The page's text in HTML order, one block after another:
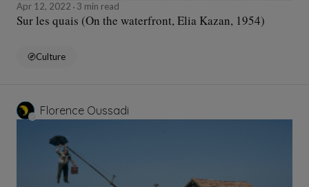
Apr 12, 2022 3 min read
Sur les quais (On the waterfront, Elia Kazan, 1954)
Culture
Florence Oussadi